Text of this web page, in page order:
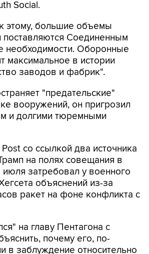
Social.
этому, большие объемы
поставляются Соединенным
необходимости. Оборонные
максимальное в истории
заводов и фабрик".
"предательские"
вооружений, он пригрозил
и долгими тюремными
со ссылкой два источника
на полях совещания в
затребовал у военного
объяснений из-за
ракет на фоне конфликта с
на главу Пентагона с
почему его, по-
в заблуждение относительно